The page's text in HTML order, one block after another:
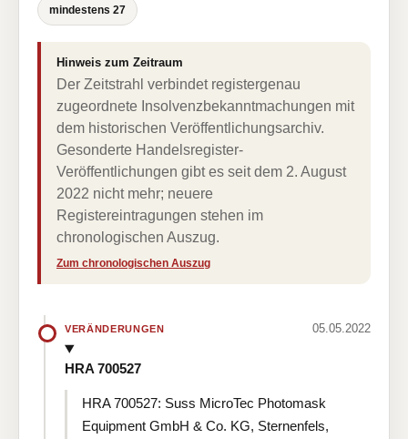
mindestens 27
Hinweis zum Zeitraum
Der Zeitstrahl verbindet registergenau
zugeordnete Insolvenzbekanntmachungen mit
dem historischen Veröffentlichungsarchiv.
Gesonderte Handelsregister-
Veröffentlichungen gibt es seit dem 2. August
2022 nicht mehr; neuere
Registereintragungen stehen im
chronologischen Auszug.
Zum chronologischen Auszug
VERÄNDERUNGEN 05.05.2022
HRA 700527
HRA 700527: Suss MicroTec Photomask
Equipment GmbH & Co. KG, Sternenfels,